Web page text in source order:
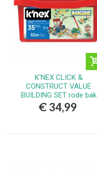
K'NEX CLICK &
CONSTRUCT VALUE
BUILDING SET rode bak
€ 34,99